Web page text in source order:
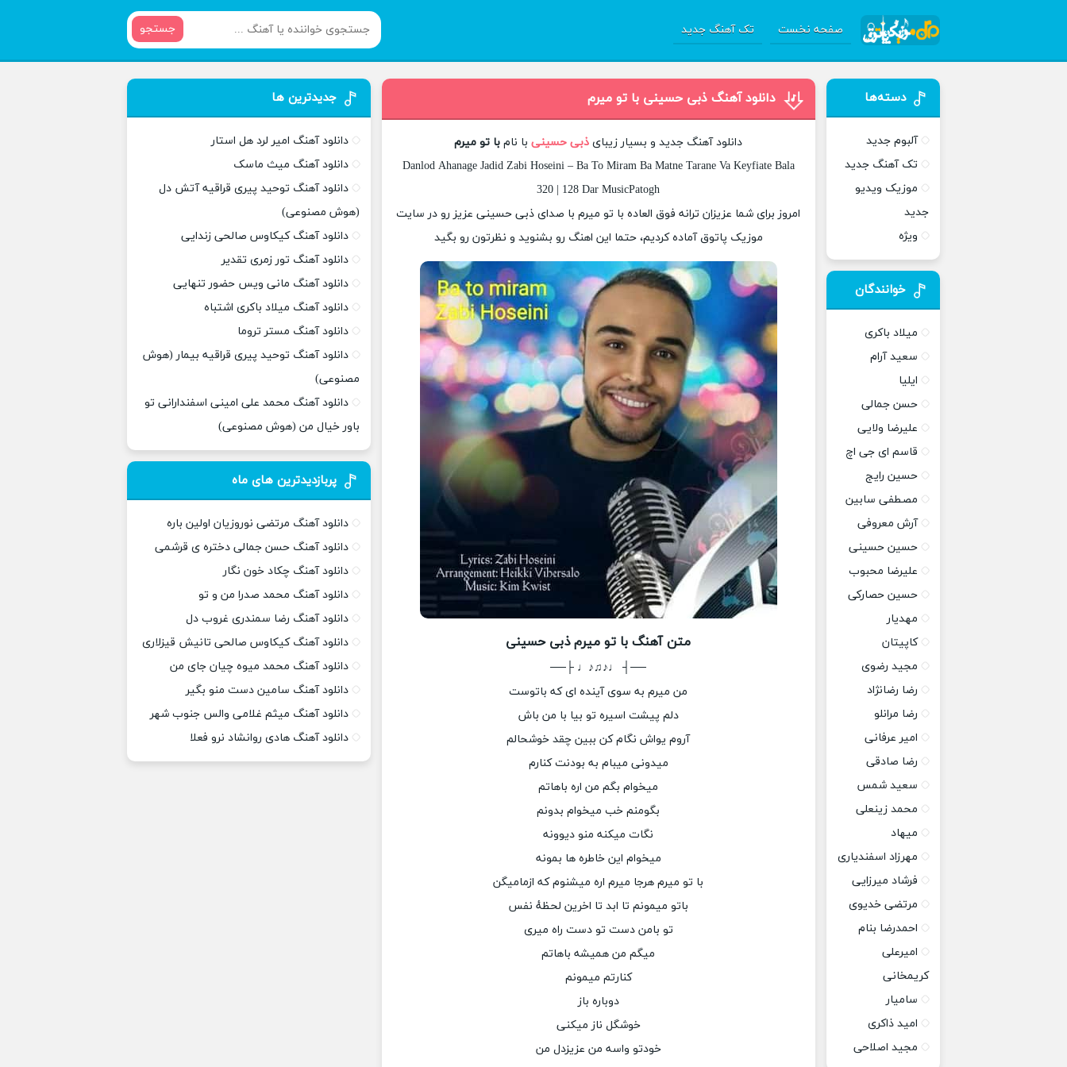
صفحه نخست تک آهنگ جدید جستجو
دانلود آهنگ ذبی حسینی با تو میرم
دانلود آهنگ جدید و بسیار زیبای ذبی حسینیبا نام با تو میرم
Danlod Ahanage Jadid Zabi Hoseini – Ba To Miram Ba Matne Tarane Va Keyfiate Bala
320 | 128 Dar MusicPatogh
امروز برای شما عزیزان ترانه فوق العاده با تو میرم با صدای ذبی حسینی عزیز رو در سایت
موزیک پاتوق آماده کردیم، حتما این اهنگ رو بشنوید و نظرتون رو بگید
متن آهنگ با تو میرم ذبی حسینی
──┤ ♩♪♫♪♩ ├──
من میرم به سوی آینده ای که باتوست
دلم پیشت اسیره تو بیا با من باش
آروم یواش نگام کن ببین چقد خوشحالم
میدونی میبام به بودنت کنارم
میخوام بگم من اره باهاتم
بگومنم خب میخوام بدونم
نگات میکنه منو دیوونه
میخوام این خاطره ها بمونه
با تو میرم هرجا میرم اره میشنوم که ازمامیگن
باتو میمونم تا ابد تا اخرین لحظهٔ نفس
تو بامن دست تو دست راه میری
میگم من همیشه باهاتم
کنارتم میمونم
دوباره باز
خوشگل ناز میکنی
خودتو واسه من عزیزدل من
دسته‌ها
آلبوم جدید
تک آهنگ جدید
موزیک ویدیو
جدید
ویژه
خوانندگان
میلاد باکری
سعید آرام
ایلیا
حسن جمالی
علیرضا ولایی
قاسم ای جی اچ
حسین رایج
مصطفی سابین
آرش معروفی
حسین حسینی
علیرضا محبوب
حسین حصارکی
مهدیار
کاپیتان
مجید رضوی
رضا رضانژاد
رضا مرانلو
امیر عرفانی
رضا صادقی
سعید شمس
محمد زینعلی
میهاد
مهرزاد اسفندیاری
فرشاد میرزایی
مرتضی خدیوی
احمدرضا بنام
امیرعلی
کریمخانی
سامیار
امید ذاکری
مجید اصلاحی
جدیدترین ها
دانلود آهنگ امیر لرد هل استار
دانلود آهنگ میث ماسک
دانلود آهنگ توحید پیری قراقیه آتش دل
(هوش مصنوعی)
دانلود آهنگ کیکاوس صالحی زندایی
دانلود آهنگ تور زمری تقدیر
دانلود آهنگ مانی ویس حضور تنهایی
دانلود آهنگ میلاد باکری اشتباه
دانلود آهنگ مستر تروما
دانلود آهنگ توحید پیری قراقیه بیمار (هوش
مصنوعی)
دانلود آهنگ محمد علی امینی اسفندارانی تو
باور خیال من (هوش مصنوعی)
پربازدیدترین های ماه
دانلود آهنگ مرتضی نوروزیان اولین باره
دانلود آهنگ حسن جمالی دختره ی قرشمی
دانلود آهنگ چکاد خون نگار
دانلود آهنگ محمد صدرا من و تو
دانلود آهنگ رضا سمندری غروب دل
دانلود آهنگ کیکاوس صالحی تانیش قیزلاری
دانلود آهنگ محمد میوه چیان جای من
دانلود آهنگ سامین دست منو بگیر
دانلود آهنگ میثم غلامی والس جنوب شهر
دانلود آهنگ هادی روانشاد نرو فعلا